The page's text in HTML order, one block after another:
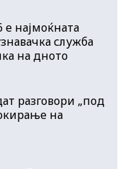
најмоќната
служба
на дното
разговори „под
на